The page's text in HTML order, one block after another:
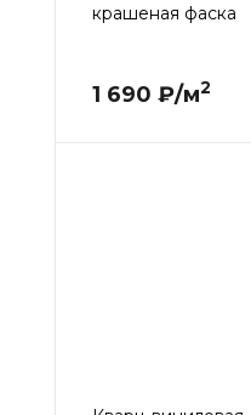
крашеная фаска
1 690 ₽/м2